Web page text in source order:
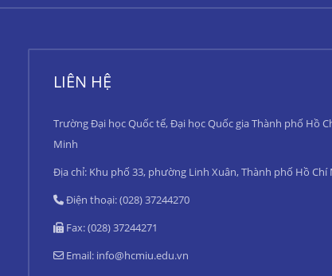
LIÊN HỆ
Trường Đại học Quốc tế, Đại học Quốc gia Thành phố Hồ
Minh
Địa chỉ: Khu phố 33, phường Linh Xuân, Thành phố Hồ Chí
Điện thoại: (028) 37244270
Fax: (028) 37244271
Email: info@hcmiu.edu.vn